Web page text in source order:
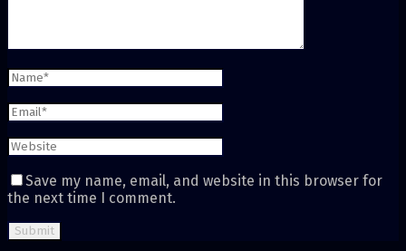
Save my name, email, and website in this browser for
the next time I comment.